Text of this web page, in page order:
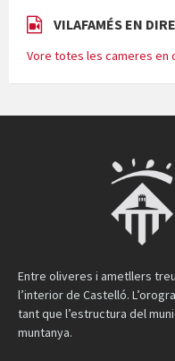
VILAFAMÉS EN
Vore totes les cameres en
Entre oliveres i ametllers
l’interior de Castelló.
tant que l’estructura del
muntanya.